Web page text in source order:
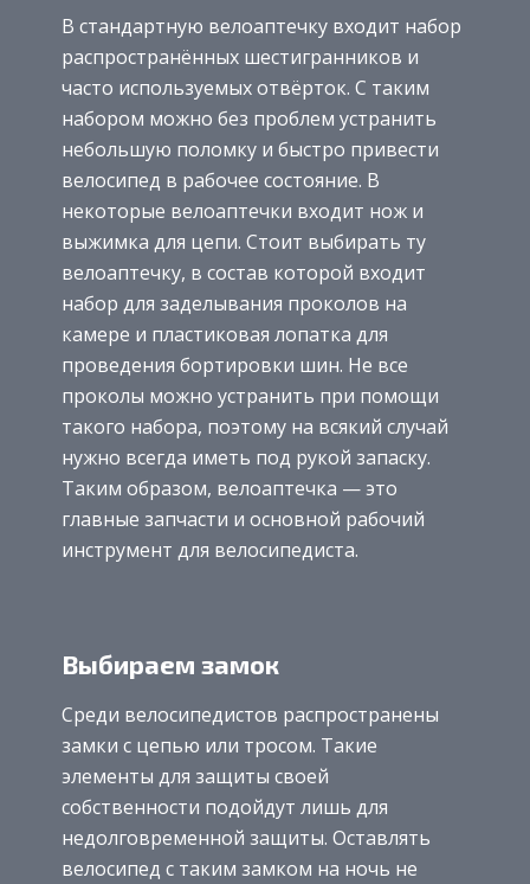
В стандартную велоаптечку входит набор
распространённых шестигранников и
часто используемых отвёрток. С таким
набором можно без проблем устранить
небольшую поломку и быстро привести
велосипед в рабочее состояние. В
некоторые велоаптечки входит нож и
выжимка для цепи. Стоит выбирать ту
велоаптечку, в состав которой входит
набор для заделывания проколов на
камере и пластиковая лопатка для
проведения бортировки шин. Не все
проколы можно устранить при помощи
такого набора, поэтому на всякий случай
нужно всегда иметь под рукой запаску.
Таким образом, велоаптечка — это
главные запчасти и основной рабочий
инструмент для велосипедиста.
Выбираем замок
Среди велосипедистов распространены
замки с цепью или тросом. Такие
элементы для защиты своей
собственности подойдут лишь для
недолговременной защиты. Оставлять
велосипед с таким замком на ночь не